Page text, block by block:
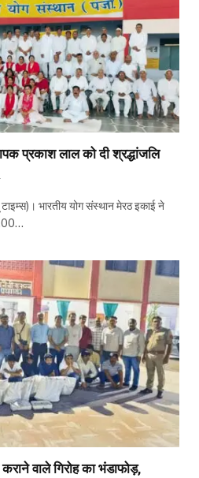
प्रकाश लाल को दी श्रद्धांजलि
भारतीय योग संस्थान मेरठ इकाई ने
वाले गिरोह का भंडाफोड़,